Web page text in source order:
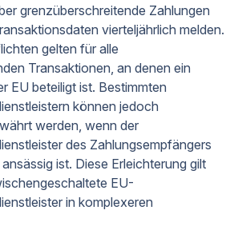
grenzüberschreitende Zahlungen
vierteljährlich melden.
gelten für alle
Transaktionen, an denen ein
EU beteiligt ist. Bestimmten
können jedoch
werden, wenn der
des Zahlungsempfängers
ist. Diese Erleichterung gilt
EU-
in komplexeren